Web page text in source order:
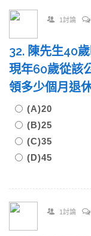
1討論
32. 陳先生40
現年60歲從該
領多少個月退
(A)20
(B)25
(C)35
(D)45
1討論